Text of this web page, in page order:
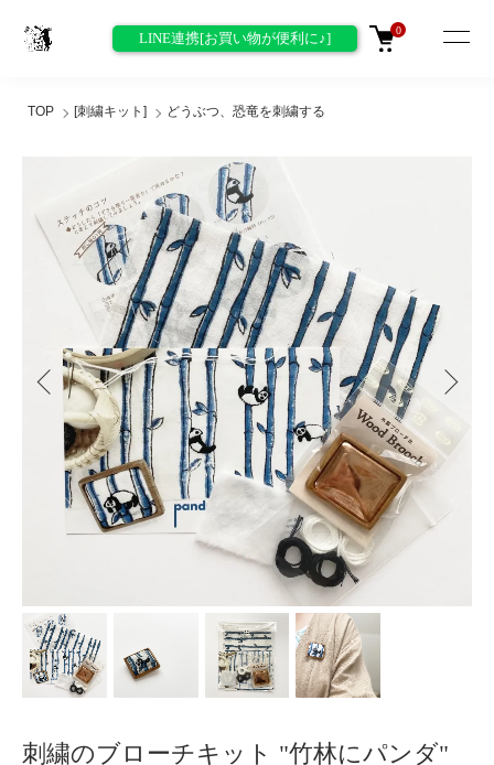
LINE連携[お買い物が便利に♪] 0
TOP [刺繍キット] どうぶつ、恐竜を刺繍する
刺繍のブローチキット "竹林にパンダ"